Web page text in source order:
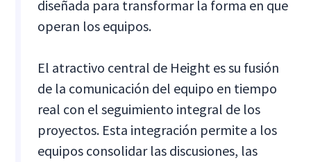
diseñada para transformar la forma en que
operan los equipos.
El atractivo central de Height es su fusión
de la comunicación del equipo en tiempo
real con el seguimiento integral de los
proyectos. Esta integración permite a los
equipos consolidar las discusiones, las